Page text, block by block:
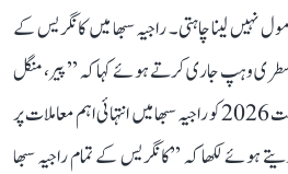
نہیں لینا چاہتی۔ راجیہ سبھا میں کانگریس کے
وہپ جے رام رمیش نے 3 سطری وہپ جاری کرتے ہوئے کہا کہ ’’پیر، منگل
اور بدھ، یعنی 10، 11 اور 12 اگست 2026 کو راجیہ سبھا میں انتہائی اہم معاملات پر
ہوئے لکھا کہ ’’کانگریس کے تمام راجیہ سبھا